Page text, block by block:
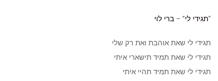
“תגידי לי” – ברי לוי
תגידי לי שאת אוהבת ואת רק שלי
תגידי לי שאת תמיד תישארי איתי
תגידי לי שאת תמיד תהיי איתי